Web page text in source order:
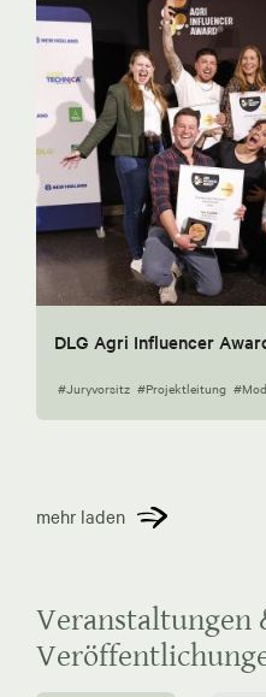
DLG Agri Influencer
#Juryvorsitz #Projektleitung
mehr laden
Veranstaltungen